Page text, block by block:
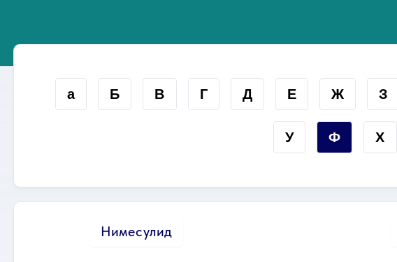
а Б В Г Д Е Ж З
У Ф Х
Нимесулид